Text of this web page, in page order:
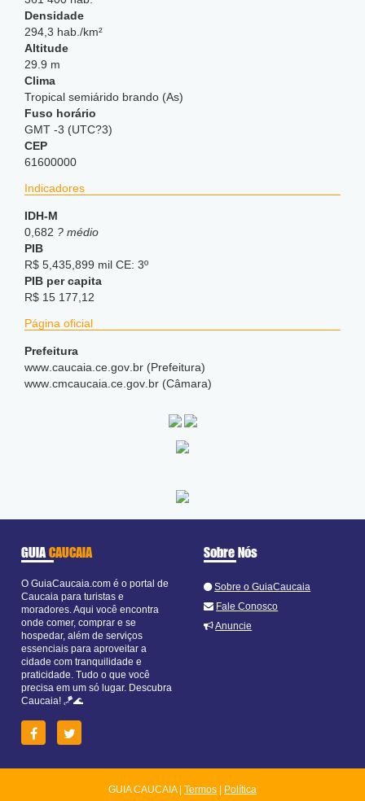
Densidade
294,3 hab./km²
Altitude
29.9 m
Clima
Tropical semiárido brando (As)
Fuso horário
GMT -3 (UTC?3)
CEP
61600000
Indicadores
IDH-M
0,682 ? médio
PIB
R$ 5,435,899 mil CE: 3º
PIB per capita
R$ 15 177,12
Página oficial
Prefeitura
www .caucaia .ce .gov .br (Prefeitura)
www .cmcaucaia .ce .gov .br (Câmara)
GUIACAUCAIA
O GuiaCaucaia.com é o portal de
Caucaia para turistas e
moradores. Aqui você encontra
onde comer, comprar e se
hospedar, além de serviços
essenciais para aproveitar a
cidade com tranquilidade e
praticidade. Tudo o que você
precisa em um só lugar. Descubra
Caucaia! 🪁🌊
Sobre Nós
Sobre o GuiaCaucaia
Fale Conosco
Anuncie
GUIA CAUCAIA | Termos Política